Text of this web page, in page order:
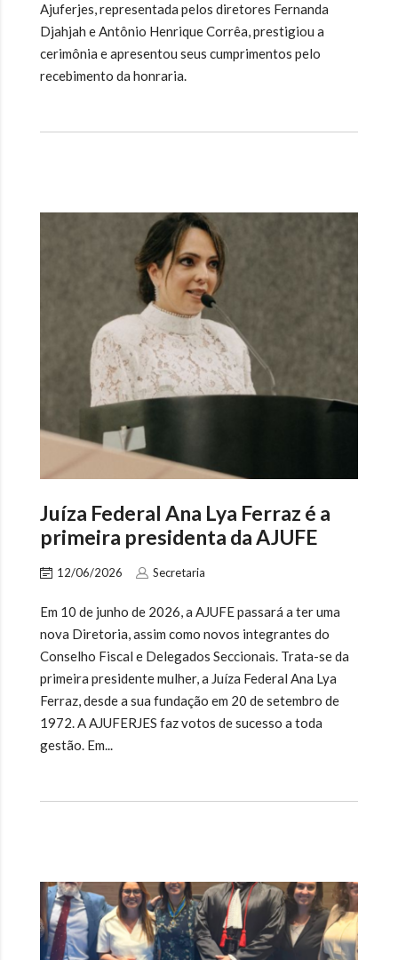
Ajuferjes, representada pelos diretores Fernanda
Djahjah e Antônio Henrique Corrêa, prestigiou a
cerimônia e apresentou seus cumprimentos pelo
recebimento da honraria.
Juíza Federal Ana Lya Ferraz é a
primeira presidenta da AJUFE
12/06/2026 Secretaria
Em 10 de junho de 2026, a AJUFE passará a ter uma
nova Diretoria, assim como novos integrantes do
Conselho Fiscal e Delegados Seccionais. Trata-se da
primeira presidente mulher, a Juíza Federal Ana Lya
Ferraz, desde a sua fundação em 20 de setembro de
1972. A AJUFERJES faz votos de sucesso a toda
gestão. Em...